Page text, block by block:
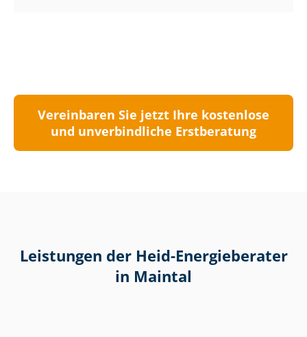
Vereinbaren Sie jetzt Ihre kostenlose
und unverbindliche Erstberatung
Leistungen der Heid-Energieberater
in Maintal